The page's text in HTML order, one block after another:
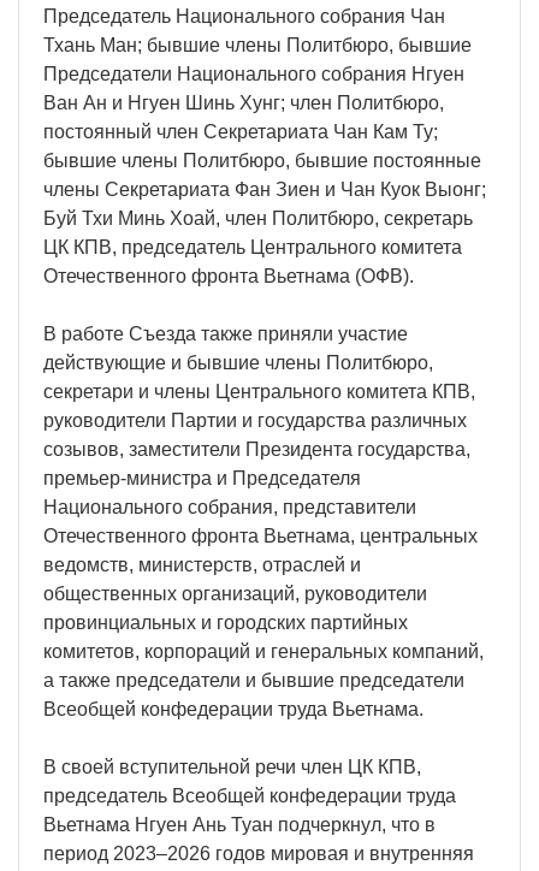
Председатель Национального собрания Чан
Тхань Ман; бывшие члены Политбюро, бывшие
Председатели Национального собрания Нгуен
Ван Ан и Нгуен Шинь Хунг; член Политбюро,
постоянный член Секретариата Чан Кам Ту;
бывшие члены Политбюро, бывшие постоянные
члены Секретариата Фан Зиен и Чан Куок Выонг;
Буй Тхи Минь Хоай, член Политбюро, секретарь
ЦК КПВ, председатель Центрального комитета
Отечественного фронта Вьетнама (ОФВ).
В работе Съезда также приняли участие
действующие и бывшие члены Политбюро,
секретари и члены Центрального комитета КПВ,
руководители Партии и государства различных
созывов, заместители Президента государства,
премьер-министра и Председателя
Национального собрания, представители
Отечественного фронта Вьетнама, центральных
ведомств, министерств, отраслей и
общественных организаций, руководители
провинциальных и городских партийных
комитетов, корпораций и генеральных компаний,
а также председатели и бывшие председатели
Всеобщей конфедерации труда Вьетнама.
В своей вступительной речи член ЦК КПВ,
председатель Всеобщей конфедерации труда
Вьетнама Нгуен Ань Туан подчеркнул, что в
период 2023–2026 годов мировая и внутренняя